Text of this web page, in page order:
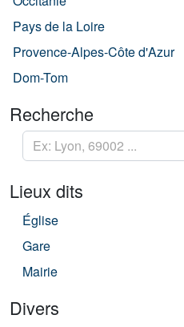
Pays de la Loire
Provence-Alpes-Côte d'Azur
Dom-Tom
Recherche
Lieux dits
Église
Gare
Mairie
Divers